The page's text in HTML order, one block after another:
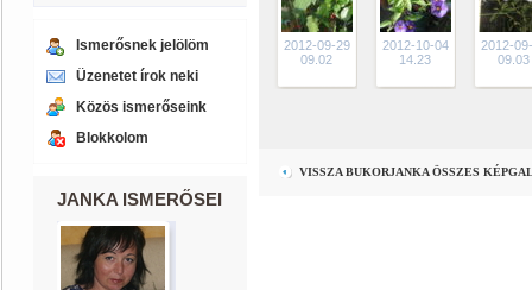
Ismerősnek jelölöm
Üzenetet írok neki
Közös ismerőseink
Blokkolom
JANKA ISMERŐSEI
2012-09-29
09.02
2012-10-04
14.23
2012-
09.03
VISSZA BUKORJANKA ÖSSZES